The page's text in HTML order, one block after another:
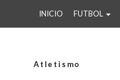
INICIO FUTBOL
Atletismo